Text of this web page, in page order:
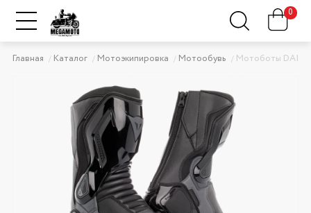
0
Главная Каталог Мотоэкипировка Мотообувь Мотоботы